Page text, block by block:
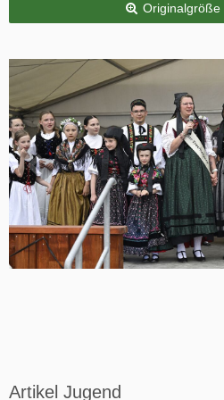
Originalgröße
Artikel Jugend